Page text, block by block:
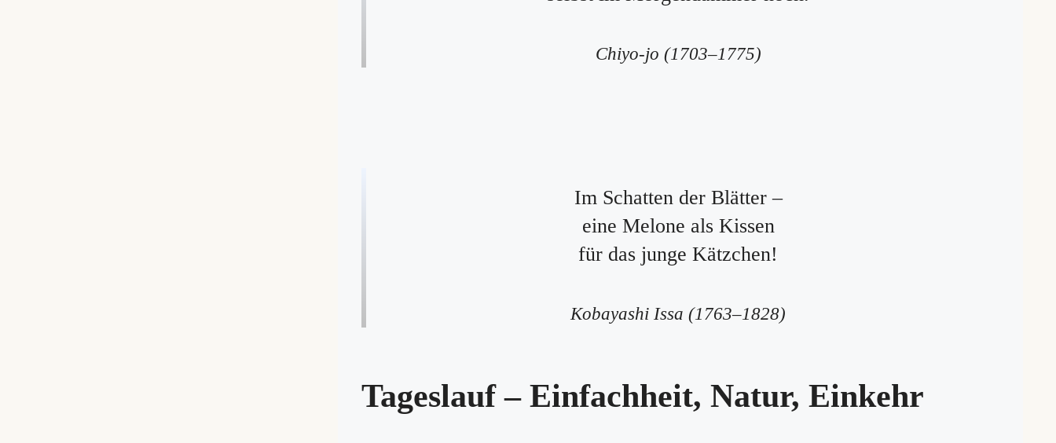
Chiyo-jo (1703–1775)
Im Schatten der Blätter –
eine Melone als Kissen
für das junge Kätzchen!
Kobayashi Issa (1763–1828)
Tageslauf – Einfachheit, Natur, Einkehr